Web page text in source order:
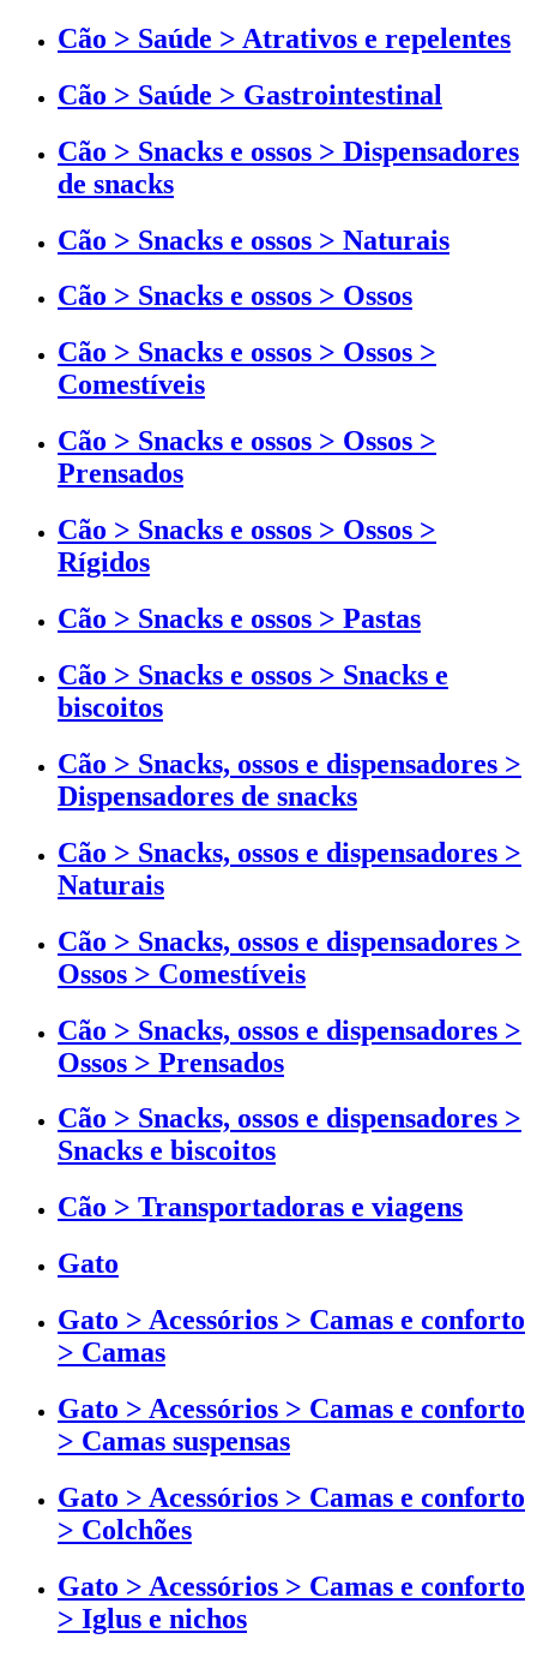
Cão > Saúde > Atrativos e repelentes
Cão > Saúde > Gastrointestinal
Cão > Snacks e ossos > Dispensadores
de snacks
Cão > Snacks e ossos > Naturais
Cão > Snacks e ossos > Ossos
Cão > Snacks e ossos > Ossos >
Comestíveis
Cão > Snacks e ossos > Ossos >
Prensados
Cão > Snacks e ossos > Ossos >
Rígidos
Cão > Snacks e ossos > Pastas
Cão > Snacks e ossos > Snacks e
biscoitos
Cão > Snacks, ossos e dispensadores >
Dispensadores de snacks
Cão > Snacks, ossos e dispensadores >
Naturais
Cão > Snacks, ossos e dispensadores >
Ossos > Comestíveis
Cão > Snacks, ossos e dispensadores >
Ossos > Prensados
Cão > Snacks, ossos e dispensadores >
Snacks e biscoitos
Cão > Transportadoras e viagens
Gato
Gato > Acessórios > Camas e conforto
> Camas
Gato > Acessórios > Camas e conforto
> Camas suspensas
Gato > Acessórios > Camas e conforto
> Colchões
Gato > Acessórios > Camas e conforto
> Iglus e nichos